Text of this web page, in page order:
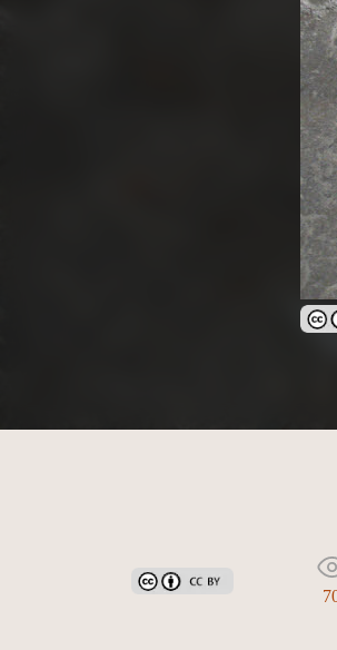
創用CC姓名標示